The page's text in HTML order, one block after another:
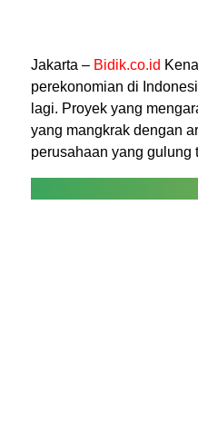
Jakarta – Bidik.co.id
perekonomian di
lagi. Proyek yang
yang mangkrak dengan
perusahaan yang gulung